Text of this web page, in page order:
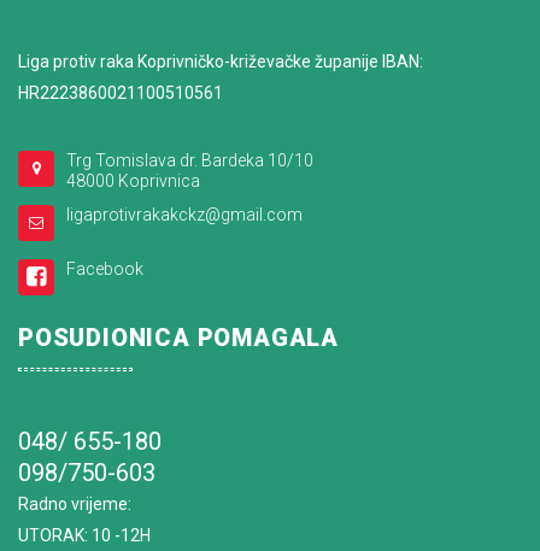
Liga protiv raka Koprivničko-križevačke županije IBAN:
HR2223860021100510561
Trg Tomislava dr. Bardeka 10/10
48000 Koprivnica
ligaprotivrakakckz@gmail.com
Facebook
POSUDIONICA POMAGALA
048/ 655-180
098/750-603
Radno vrijeme:
UTORAK: 10 -12H